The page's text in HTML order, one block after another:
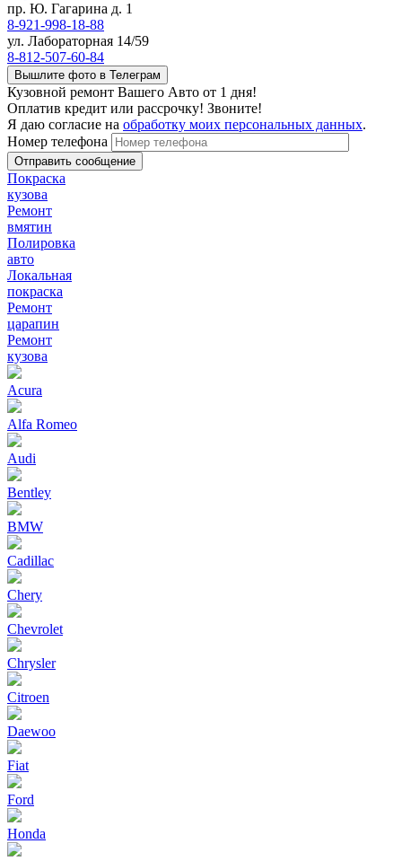
пр. Ю. Гагарина д. 1
8-921-998-18-88
ул. Лабораторная 14/59
8-812-507-60-84
Вышлите фото в Телеграм
Кузовной ремонт Вашего Авто от 1 дня!
Оплатив кредит или рассрочку! Звоните!
Я даю согласие на обработку моих персональных данных.
Номер телефона
Покраска
кузова
Ремонт
вмятин
Полировка
авто
Локальная
покраска
Ремонт
царапин
Ремонт
кузова
Acura
Alfa Romeo
Audi
Bentley
BMW
Cadillac
Chery
Chevrolet
Chrysler
Citroen
Daewoo
Fiat
Ford
Honda